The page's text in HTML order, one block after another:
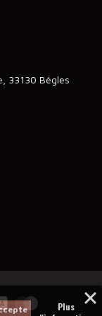
Plus
33130 Bègles